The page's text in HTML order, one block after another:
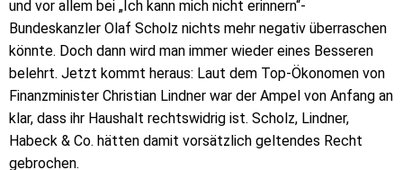
und vor allem bei „Ich kann mich nicht erinnern“-
Bundeskanzler Olaf Scholz nichts mehr negativ überraschen
könnte. Doch dann wird man immer wieder eines Besseren
belehrt. Jetzt kommt heraus: Laut dem Top-Ökonomen von
Finanzminister Christian Lindner war der Ampel von Anfang an
klar, dass ihr Haushalt rechtswidrig ist. Scholz, Lindner,
Habeck & Co. hätten damit vorsätzlich geltendes Recht
gebrochen.